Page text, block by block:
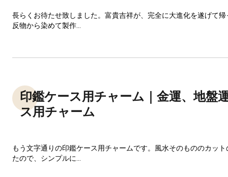
長らくお待たせ致しました。富貴吉祥が、完全に大進化を遂げて
反物から染めて製作...
印鑑ケース用チャーム｜金運、地盤
ス用チャーム
もう文字通りの印鑑ケース用チャームです。風水そのもののカッ
たので、シンプルに...